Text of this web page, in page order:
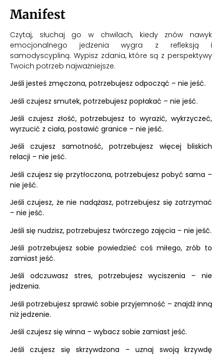
Manifest
Czytaj, słuchaj go w chwilach, kiedy znów nawyk
emocjonalnego jedzenia wygra z refleksją i
samodyscypliną. Wypisz zdania, które są z perspektywy
Twoich potrzeb najważniejsze.
Jeśli jesteś zmęczona, potrzebujesz odpocząć – nie jeść.
Jeśli czujesz smutek, potrzebujesz popłakać – nie jeść.
Jeśli czujesz złość, potrzebujesz to wyrazić, wykrzyczeć,
wyrzucić z ciała, postawić granice – nie jeść.
Jeśli czujesz samotność, potrzebujesz więcej bliskich
relacji – nie jeść.
Jeśli czujesz się przytłoczona, potrzebujesz pobyć sama –
nie jeść.
Jeśli czujesz, że nie nadążasz, potrzebujesz się zatrzymać
– nie jeść.
Jeśli się nudzisz, potrzebujesz twórczego zajęcia – nie jeść.
Jeśli potrzebujesz sobie powiedzieć coś miłego, zrób to
zamiast jeść.
Jeśli odczuwasz stres, potrzebujesz wyciszenia – nie
jedzenia.
Jeśli potrzebujesz sprawić sobie przyjemność – znajdź inną
niż jedzenie.
Jeśli czujesz się winna – wybacz sobie zamiast jeść.
Jeśli czujesz się skrzywdzona – uznaj swoją krzywdę